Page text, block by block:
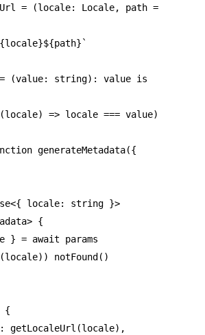
= (locale: Locale, path =
locale}${path} `
= (value: string) : value is
=> locale === value)
generateMetadata({
<{ locale: string }>
> {
} = await params
(locale)) notFound ()
{
: getLocaleUrl (locale) ,